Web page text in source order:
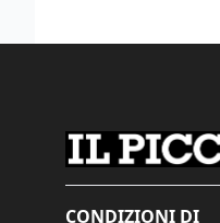
CONDIZIONI DI